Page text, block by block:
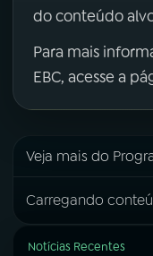
do conteúdo
Para mais
EBC, acesse a
Veja mais do
Carregando
Notícias Recentes